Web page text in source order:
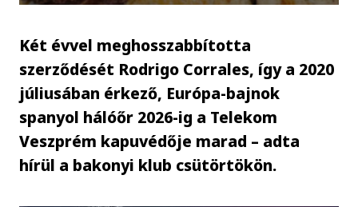
Két évvel meghosszabbította
szerződését Rodrigo Corrales, így a 2020
júliusában érkező, Európa-bajnok
spanyol hálóőr 2026-ig a Telekom
Veszprém kapuvédője marad – adta
hírül a bakonyi klub csütörtökön.